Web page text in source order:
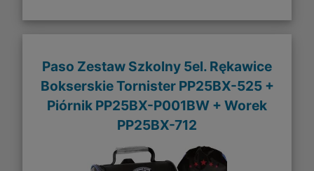
Paso Zestaw Szkolny 5el. Rękawice
Bokserskie Tornister PP25BX-525 +
Piórnik PP25BX-P001BW + Worek
PP25BX-712